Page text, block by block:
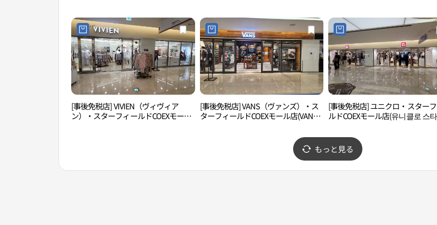
[事後免税店] VIVIEN（ヴィヴィア
ン）・スターフィールドCOEXモール
[事後免税店] VANS（ヴァンズ）・ス
ターフィールドCOEXモール店(VANS
[事後免税店] ユニクロ・スター
ルドCOEXモール店(유니클로 스
もっと見る